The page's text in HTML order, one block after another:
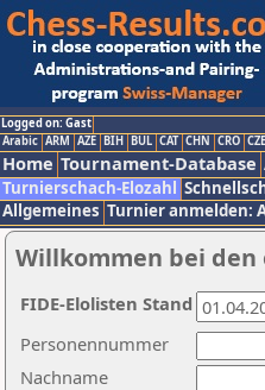
Logged on: Gast
Arabic ARM AZE BIH BUL CAT CHN CRO CZE
Home Tournament-Database
Turnierschach-Elozahl
Allgemeines Turnier anmelden:
Willkommen bei den
Nachname
Personennummer
FIDE-Elolisten Stand